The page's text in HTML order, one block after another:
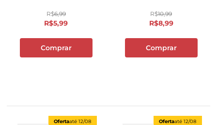
R$6,99
R$5,99
Comprar
R$10,99
R$8,99
Comprar
Ofertaaté 12/08 Ofertaaté 12/08